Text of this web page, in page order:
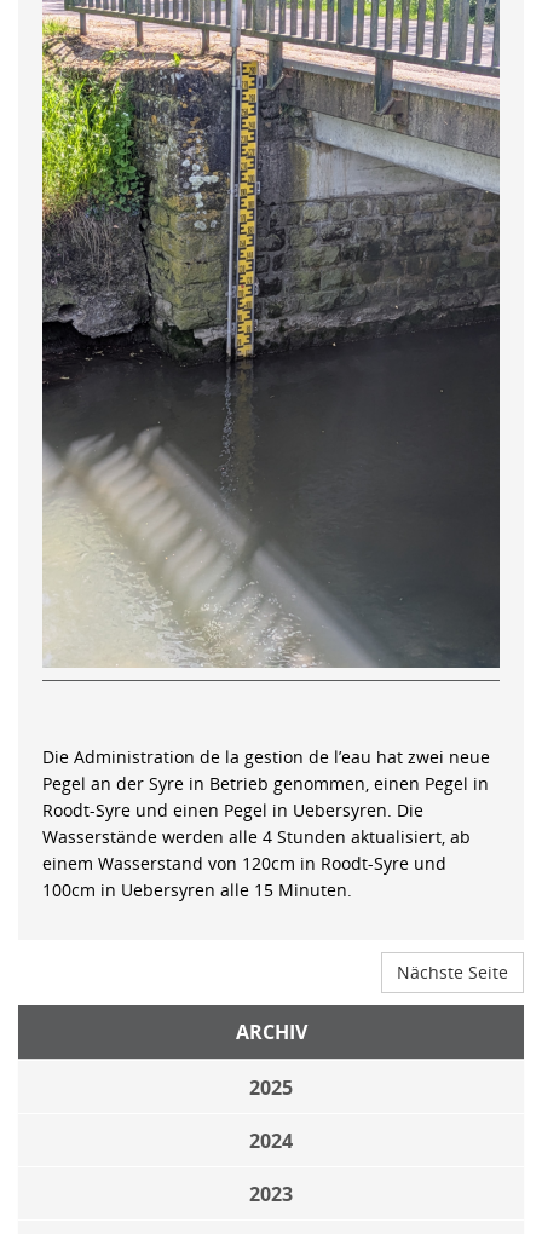
Die Administration de la gestion de l’eau hat zwei neue
Pegel an der Syre in Betrieb genommen, einen Pegel in
Roodt-Syre und einen Pegel in Uebersyren. Die
Wasserstände werden alle 4 Stunden aktualisiert, ab
einem Wasserstand von 120cm in Roodt-Syre und
100cm in Uebersyren alle 15 Minuten.
Nächste Seite
ARCHIV
2025
2024
2023